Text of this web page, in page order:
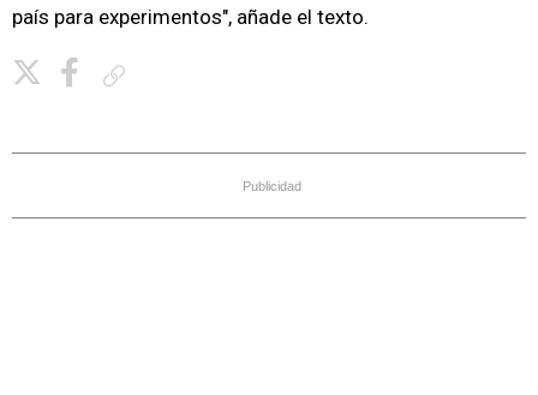
país para experimentos", añade el texto.
Publicidad